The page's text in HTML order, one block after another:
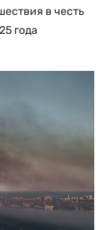
в честь
года